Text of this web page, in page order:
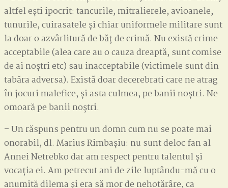
altfel ești ipocrit: tancurile, mitralierele, avioanele,
tunurile, cuirasatele și chiar uniformele militare sunt
la doar o azvârlitură de băț de crimă. Nu există crime
acceptabile (alea care au o cauza dreaptă, sunt comise
de ai noștri etc) sau inacceptabile (victimele sunt din
tabăra adversa). Există doar decerebrati care ne atrag
în jocuri malefice, și asta culmea, pe banii noștri. Ne
omoară pe banii noștri.
– Un răspuns pentru un domn cum nu se poate mai
onorabil, dl. Marius Rimbașiu: nu sunt deloc fan al
Annei Netrebko dar am respect pentru talentul și
vocația ei. Am petrecut ani de zile luptându-mă cu o
anumită dilema și era să mor de nehotărâre, ca